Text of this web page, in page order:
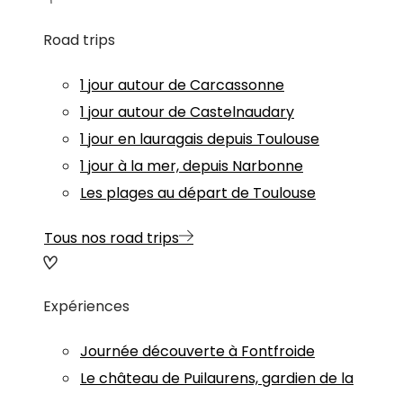
Road trips
1 jour autour de Carcassonne
1 jour autour de Castelnaudary
1 jour en lauragais depuis Toulouse
1 jour à la mer, depuis Narbonne
Les plages au départ de Toulouse
Tous nos road trips
Expériences
Journée découverte à Fontfroide
Le château de Puilaurens, gardien de la